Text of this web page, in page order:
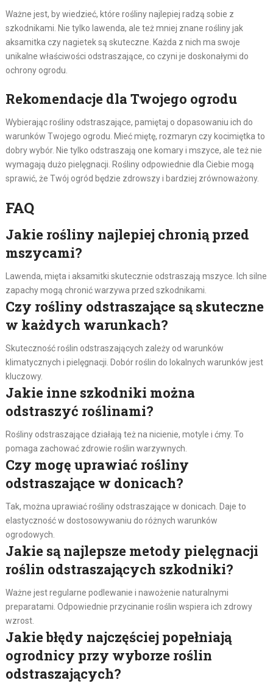
Ważne jest, by wiedzieć, które rośliny najlepiej radzą sobie z
szkodnikami. Nie tylko lawenda, ale też mniej znane rośliny jak
aksamitka czy nagietek są skuteczne. Każda z nich ma swoje
unikalne właściwości odstraszające, co czyni je doskonałymi do
ochrony ogrodu.
Rekomendacje dla Twojego ogrodu
Wybierając rośliny odstraszające, pamiętaj o dopasowaniu ich do
warunków Twojego ogrodu. Mieć miętę, rozmaryn czy kocimiętka to
dobry wybór. Nie tylko odstraszają one komary i mszyce, ale też nie
wymagają dużo pielęgnacji. Rośliny odpowiednie dla Ciebie mogą
sprawić, że Twój ogród będzie zdrowszy i bardziej zrównoważony.
FAQ
Jakie rośliny najlepiej chronią przed
mszycami?
Lawenda, mięta i aksamitki skutecznie odstraszają mszyce. Ich silne
zapachy mogą chronić warzywa przed szkodnikami.
Czy rośliny odstraszające są skuteczne
w każdych warunkach?
Skuteczność roślin odstraszających zależy od warunków
klimatycznych i pielęgnacji. Dobór roślin do lokalnych warunków jest
kluczowy.
Jakie inne szkodniki można
odstraszyć roślinami?
Rośliny odstraszające działają też na nicienie, motyle i ćmy. To
pomaga zachować zdrowie roślin warzywnych.
Czy mogę uprawiać rośliny
odstraszające w donicach?
Tak, można uprawiać rośliny odstraszające w donicach. Daje to
elastyczność w dostosowywaniu do różnych warunków
ogrodowych.
Jakie są najlepsze metody pielęgnacji
roślin odstraszających szkodniki?
Ważne jest regularne podlewanie i nawożenie naturalnymi
preparatami. Odpowiednie przycinanie roślin wspiera ich zdrowy
wzrost.
Jakie błędy najczęściej popełniają
ogrodnicy przy wyborze roślin
odstraszających?